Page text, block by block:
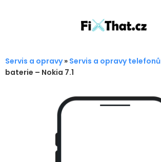
Servis a opravy» Servis a opravy telefonů
baterie – Nokia 7.1